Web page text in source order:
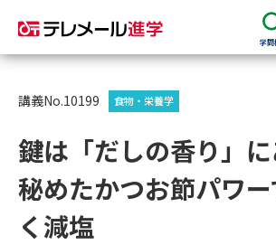
学問
資料請求
大学・短大の資料種類から請求
大学パンフ
講義No.10199 食物・栄養学
鍵は「だしの香り」
秘めたかつお節パワ
く減塩